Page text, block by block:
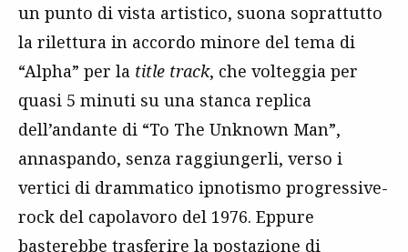
un punto di vista artistico, suona soprattutto
la rilettura in accordo minore del tema di
“Alpha” per la title track, che volteggia per
quasi 5 minuti su una stanca replica
dell’andante di “To The Unknown Man”,
annaspando, senza raggiungerli, verso i
vertici di drammatico ipnotismo progressive-
rock del capolavoro del 1976. Eppure
basterebbe trasferire la postazione di